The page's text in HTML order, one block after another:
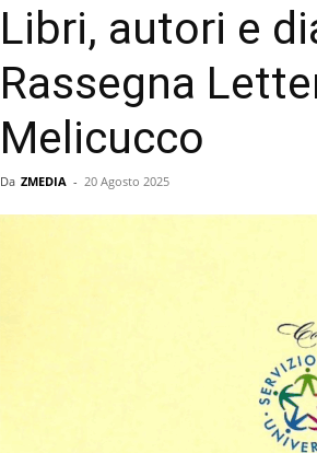
Libri, autori e
Rassegna
Melicucco
Da ZMEDIA - 20 Agosto 2025